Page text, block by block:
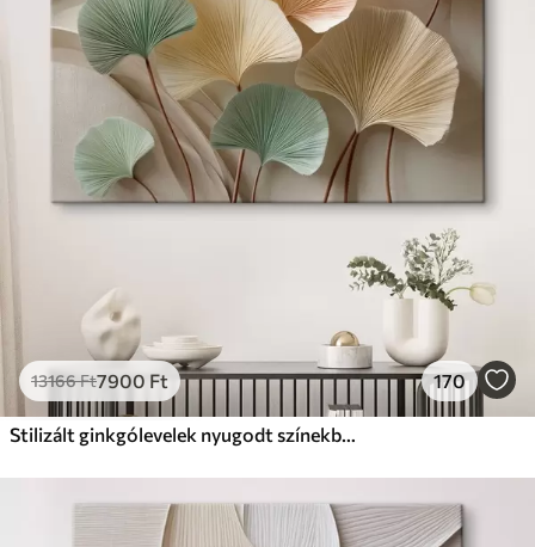
✗Környezetbarát anyag
Prémium
Ft
Élénk, gazdag színek
Fakulásálló
✓Biztonságos, szagtalan tinta
Eco-Prémium
Tól12405Ft
✓Élénk, gazdag színek
✓Fakulásálló
Környezetbarát anyag
13166Ft7900 Ft 170
Stilizált ginkgólevelek nyugodt színekben